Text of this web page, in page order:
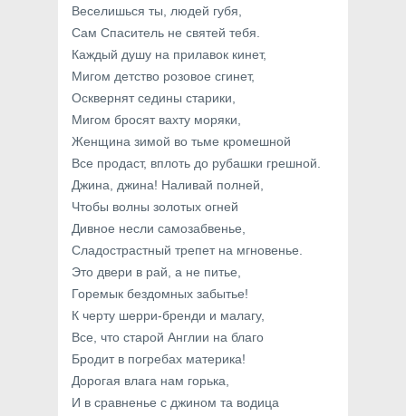
Веселишься ты, людей губя,
Сам Спаситель не святей тебя.
Каждый душу на прилавок кинет,
Мигом детство розовое сгинет,
Осквернят седины старики,
Мигом бросят вахту моряки,
Женщина зимой во тьме кромешной
Все продаст, вплоть до рубашки грешной.
Джина, джина! Наливай полней,
Чтобы волны золотых огней
Дивное несли самозабвенье,
Сладострастный трепет на мгновенье.
Это двери в рай, а не питье,
Горемык бездомных забытье!
К черту шерри-бренди и малагу,
Все, что старой Англии на благо
Бродит в погребах материка!
Дорогая влага нам горька,
И в сравненье с джином та водица